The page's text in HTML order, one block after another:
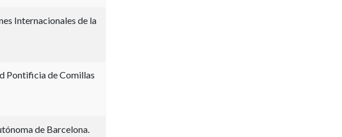
Internacionales de la
Pontificia de Comillas
de Barcelona.